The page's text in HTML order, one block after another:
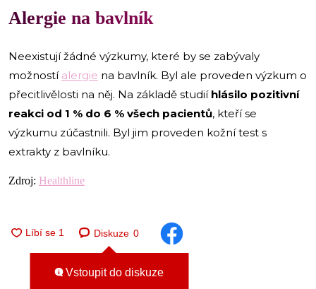
Alergie na bavlník
Neexistují žádné výzkumy, které by se zabývaly
možností alergie na bavlník. Byl ale proveden výzkum o
přecitlivělosti na něj. Na základě studií hlásilo pozitivní
reakci od 1 % do 6 % všech pacientů, kteří se
výzkumu zúčastnili. Byl jim proveden kožní test s
extrakty z bavlníku.
Zdroj: Healthline
Diskuze 0
Vstoupit do diskuze